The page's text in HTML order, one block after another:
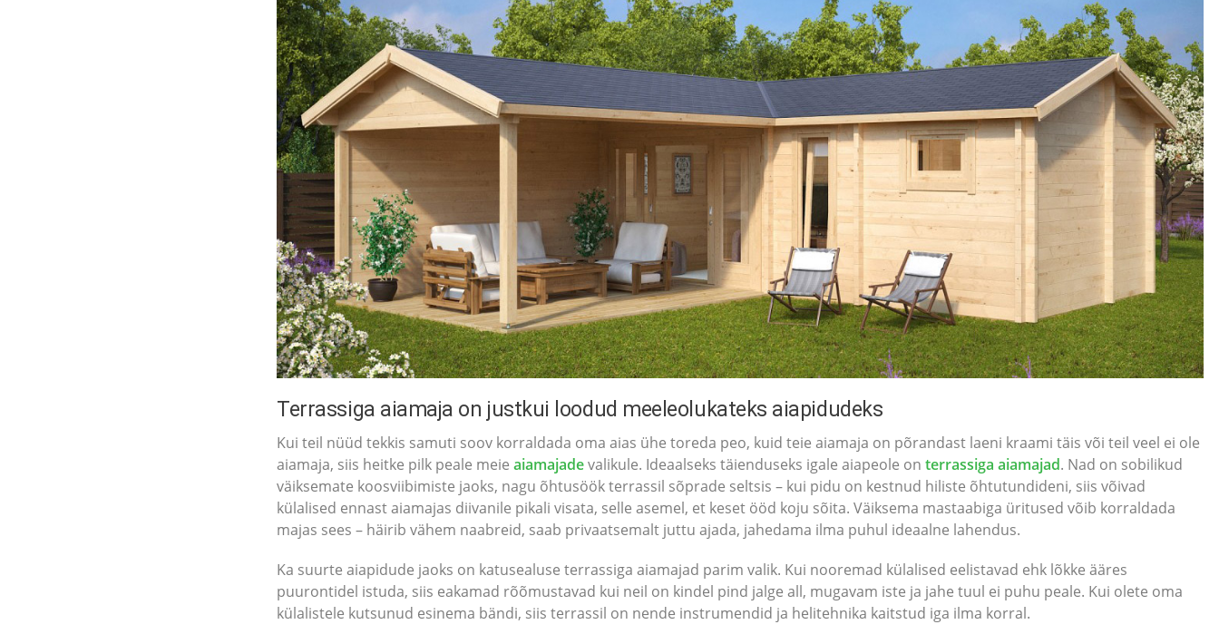
Terrassiga aiamaja on justkui loodud meeleolukateks aiapidudeks
Kui teil nüüd tekkis samuti soov korraldada oma aias ühe toreda peo, kuid teie aiamaja on põrandast laeni kraami täis või teil veel ei ole
aiamaja, siis heitke pilk peale meieaiamajadevalikule. Ideaalseks täienduseks igale aiapeole onterrassiga aiamajad. Nad on sobilikud
väiksemate koosviibimiste jaoks, nagu õhtusöök terrassil sõprade seltsis – kui pidu on kestnud hiliste õhtutundideni, siis võivad
külalised ennast aiamajas diivanile pikali visata, selle asemel, et keset ööd koju sõita. Väiksema mastaabiga üritused võib korraldada
majas sees – häirib vähem naabreid, saab privaatsemalt juttu ajada, jahedama ilma puhul ideaalne lahendus.
Ka suurte aiapidude jaoks on katusealuse terrassiga aiamajad parim valik. Kui nooremad külalised eelistavad ehk lõkke ääres
puurontidel istuda, siis eakamad rõõmustavad kui neil on kindel pind jalge all, mugavam iste ja jahe tuul ei puhu peale. Kui olete oma
külalistele kutsunud esinema bändi, siis terrassil on nende instrumendid ja helitehnika kaitstud iga ilma korral.